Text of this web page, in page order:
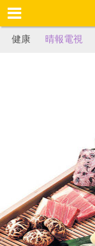
健康 晴報電視